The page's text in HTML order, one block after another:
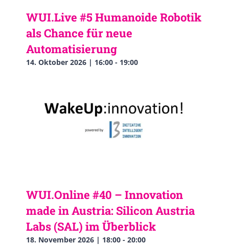
WUI.Live #5 Humanoide Robotik
als Chance für neue
Automatisierung
14. Oktober 2026 | 16:00 - 19:00
WUI.Online #40 – Innovation
made in Austria: Silicon Austria
Labs (SAL) im Überblick
18. November 2026 | 18:00 - 20:00